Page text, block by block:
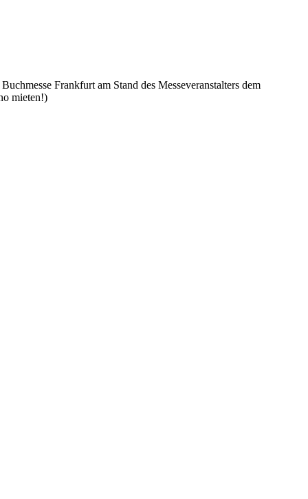
Frankfurt am Stand des Messeveranstalters dem
mieten!)